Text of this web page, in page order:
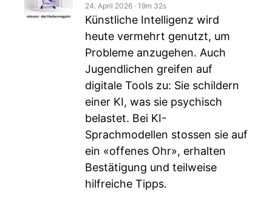
24. April 2026 ‧ 19m 32s
Künstliche Intelligenz wird
heute vermehrt genutzt, um
Probleme anzugehen. Auch
Jugendlichen greifen auf
digitale Tools zu: Sie schildern
einer KI, was sie psychisch
belastet. Bei KI-
Sprachmodellen stossen sie auf
ein «offenes Ohr», erhalten
Bestätigung und teilweise
hilfreiche Tipps.